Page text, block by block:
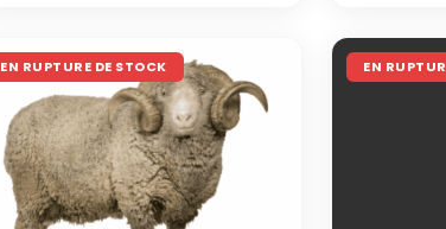
EN RUPTURE DE STOCK EN